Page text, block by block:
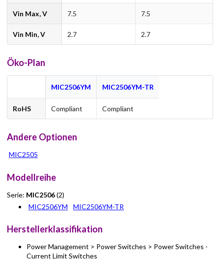
Vin Max, V 7.5 7.5
Vin Min, V 2.7 2.7
Öko-Plan
MIC2506YM MIC2506YM-TR
RoHS Compliant Compliant
Andere Optionen
MIC2505
Modellreihe
Serie: MIC2506(2)
MIC2506YM
MIC2506YM-TR
Herstellerklassifikation
Power Management > Power Switches > Power Switches -
Current Limit Switches